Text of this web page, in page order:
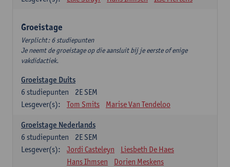
Groeistage
Verplicht: 6 studiepunten
Je neemt de groeistage op die aansluit bij je eerste of enige
vakdidactiek.
Groeistage Duits
2E SEM
6 studiepunten
Lesgever(s):
Tom Smits Marise Van Tendeloo
Groeistage Nederlands
2E SEM
6 studiepunten
Lesgever(s):
Jordi Casteleyn
Liesbeth De Haes
Hans Ihmsen
Dorien Meskens